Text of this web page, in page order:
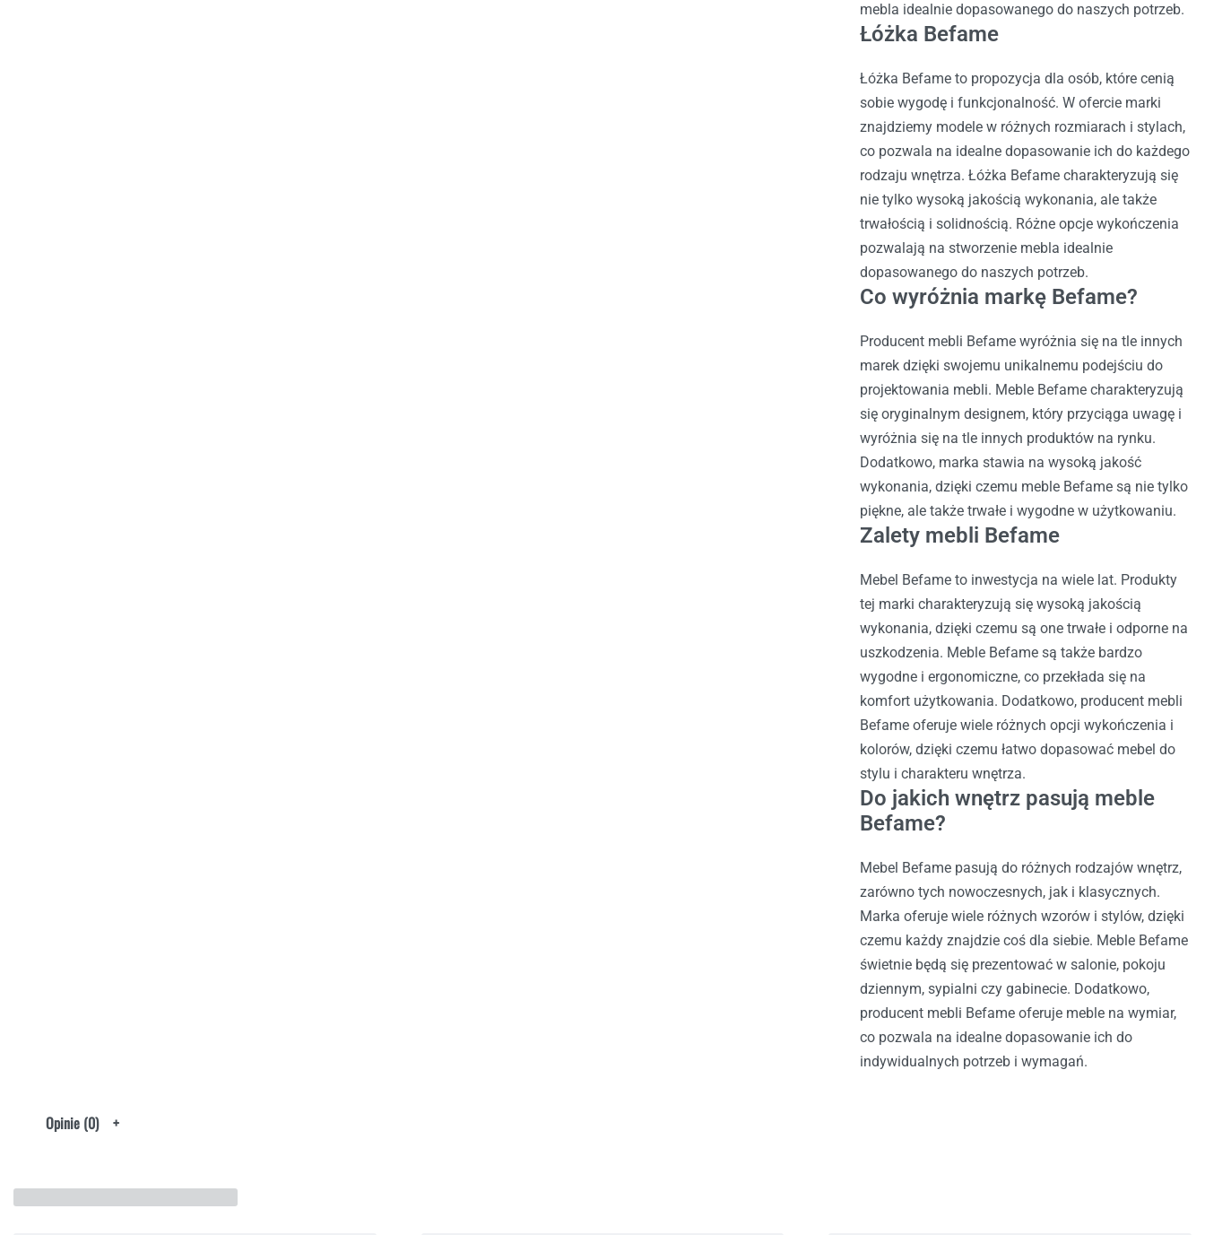
mebla idealnie dopasowanego do naszych potrzeb.
Łóżka Befame
Łóżka Befame to propozycja dla osób, które cenią
sobie wygodę i funkcjonalność. W ofercie marki
znajdziemy modele w różnych rozmiarach i stylach,
co pozwala na idealne dopasowanie ich do każdego
rodzaju wnętrza. Łóżka Befame charakteryzują się
nie tylko wysoką jakością wykonania, ale także
trwałością i solidnością. Różne opcje wykończenia
pozwalają na stworzenie mebla idealnie
dopasowanego do naszych potrzeb.
Co wyróżnia markę Befame?
Producent mebli Befame wyróżnia się na tle innych
marek dzięki swojemu unikalnemu podejściu do
projektowania mebli. Meble Befame charakteryzują
się oryginalnym designem, który przyciąga uwagę i
wyróżnia się na tle innych produktów na rynku.
Dodatkowo, marka stawia na wysoką jakość
wykonania, dzięki czemu meble Befame są nie tylko
piękne, ale także trwałe i wygodne w użytkowaniu.
Zalety mebli Befame
Mebel Befame to inwestycja na wiele lat. Produkty
tej marki charakteryzują się wysoką jakością
wykonania, dzięki czemu są one trwałe i odporne na
uszkodzenia. Meble Befame są także bardzo
wygodne i ergonomiczne, co przekłada się na
komfort użytkowania. Dodatkowo, producent mebli
Befame oferuje wiele różnych opcji wykończenia i
kolorów, dzięki czemu łatwo dopasować mebel do
stylu i charakteru wnętrza.
Do jakich wnętrz pasują meble
Befame?
Mebel Befame pasują do różnych rodzajów wnętrz,
zarówno tych nowoczesnych, jak i klasycznych.
Marka oferuje wiele różnych wzorów i stylów, dzięki
czemu każdy znajdzie coś dla siebie. Meble Befame
świetnie będą się prezentować w salonie, pokoju
dziennym, sypialni czy gabinecie. Dodatkowo,
producent mebli Befame oferuje meble na wymiar,
co pozwala na idealne dopasowanie ich do
indywidualnych potrzeb i wymagań.
Opinie (0)